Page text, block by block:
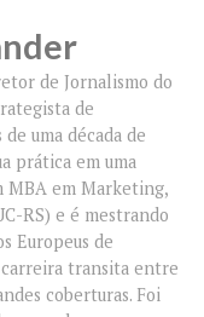
de Jornalismo do
de
de uma década de
prática em uma
MBA em Marketing,
RS) e é mestrando
Europeus de
carreira transita entre
coberturas. Foi